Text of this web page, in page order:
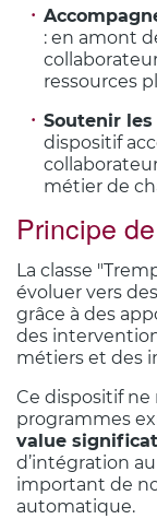
: en amont
ressources
Soutenir
dispositif
métier de
Principe
La classe
évoluer vers
grâce à des
des
métiers et des
Ce dispositif ne
programmes
value
d’intégration
important de
automatique.